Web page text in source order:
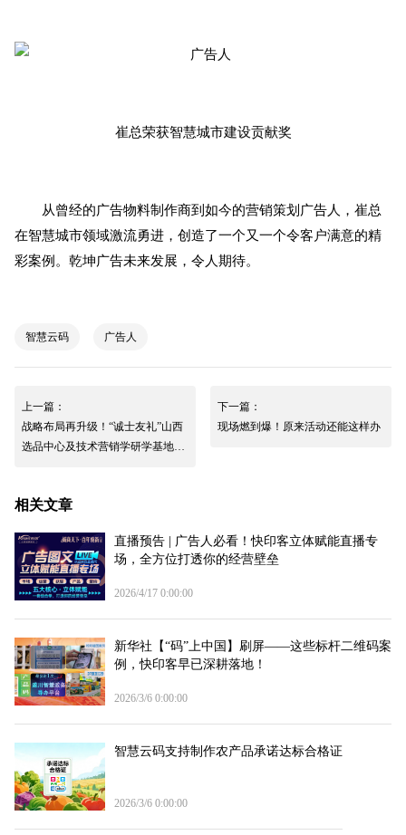
崔总荣获智慧城市建设贡献奖
从曾经的广告物料制作商到如今的营销策划广告人，崔总
在智慧城市领域激流勇进，创造了一个又一个令客户满意的精
彩案例。乾坤广告未来发展，令人期待。
智慧云码 广告人
上一篇：
战略布局再升级！“诚士友礼”山西
选品中心及技术营销学研学基地在
下一篇：
现场燃到爆！原来活动还能这样办
相关文章
直播预告 | 广告人必看！快印客立体赋能直播专
场，全方位打透你的经营壁垒
2026/4/17 0:00:00
新华社【“码”上中国】刷屏——这些标杆二维码案
例，快印客早已深耕落地！
2026/3/6 0:00:00
智慧云码支持制作农产品承诺达标合格证
2026/3/6 0:00:00